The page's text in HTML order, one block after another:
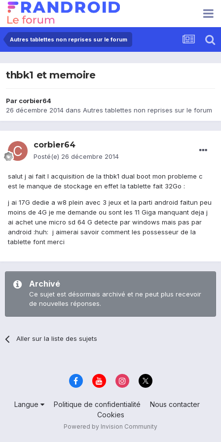
Autres tablettes non reprises sur le forum
thbk1 et memoire
Par corbier64
26 décembre 2014 dans Autres tablettes non reprises sur le forum
corbier64
Posté(e) 26 décembre 2014
salut j ai fait l acquisition de la thbk1 dual boot mon probleme c
est le manque de stockage en effet la tablette fait 32Go :
j ai 17G dedie a w8 plein avec 3 jeux et la parti android faitun peu
moins de 4G je me demande ou sont les 11 Giga manquant deja j
ai achet une micro sd 64 G detecte par windows mais pas par
android :huh: j aimerai savoir comment les possesseur de la
tablette font merci
Archivé
Ce sujet est désormais archivé et ne peut plus recevoir
de nouvelles réponses.
Aller sur la liste des sujets
Langue Politique de confidentialité
Nous contacter
Cookies
Powered by Invision Community